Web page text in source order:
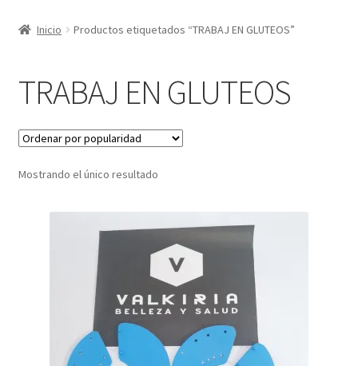
Inicio Productos etiquetados “TRABAJ EN GLUTEOS”
TRABAJ EN GLUTEOS
Mostrando el único resultado